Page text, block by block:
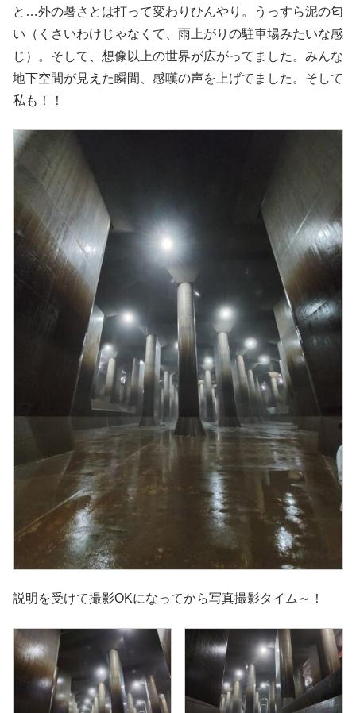
と…外の暑さとは打って変わりひんやり。うっすら泥の匂
い（くさいわけじゃなくて、雨上がりの駐車場みたいな感
じ）。そして、想像以上の世界が広がってました。みんな
地下空間が見えた瞬間、感嘆の声を上げてました。そして
私も！！
説明を受けて撮影OKになってから写真撮影タイム～！